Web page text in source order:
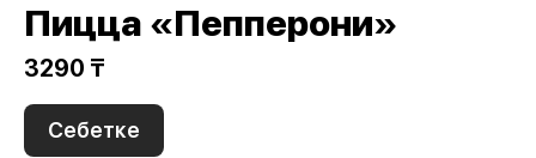
Пицца «Пепперони»
3290 ₸
Себетке